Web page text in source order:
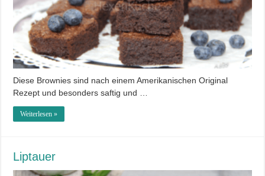
Diese Brownies sind nach einem Amerikanischen Original
Rezept und besonders saftig und …
Weiterlesen »
Liptauer